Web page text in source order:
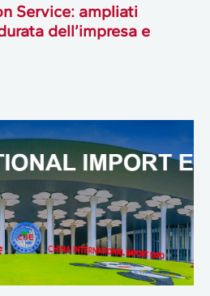
Service: ampliati
dell’impresa e